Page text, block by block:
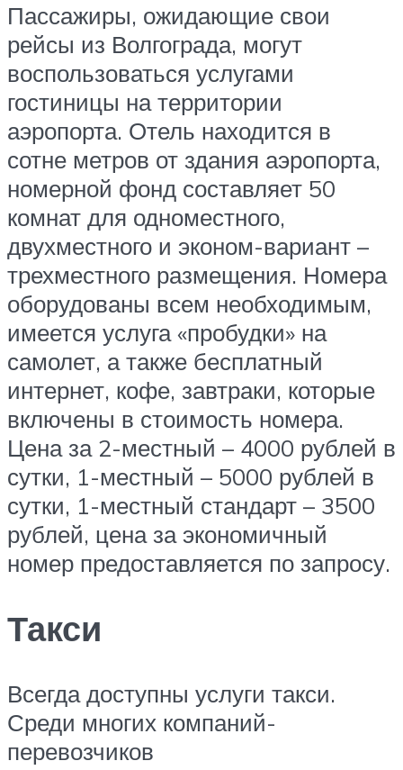
Пассажиры, ожидающие свои
рейсы из Волгограда, могут
воспользоваться услугами
гостиницы на территории
аэропорта. Отель находится в
сотне метров от здания аэропорта,
номерной фонд составляет 50
комнат для одноместного,
двухместного и эконом-вариант –
трехместного размещения. Номера
оборудованы всем необходимым,
имеется услуга «пробудки» на
самолет, а также бесплатный
интернет, кофе, завтраки, которые
включены в стоимость номера.
Цена за 2-местный – 4000 рублей в
сутки, 1-местный – 5000 рублей в
сутки, 1-местный стандарт – 3500
рублей, цена за экономичный
номер предоставляется по запросу.
Такси
Всегда доступны услуги такси.
Среди многих компаний-
перевозчиков